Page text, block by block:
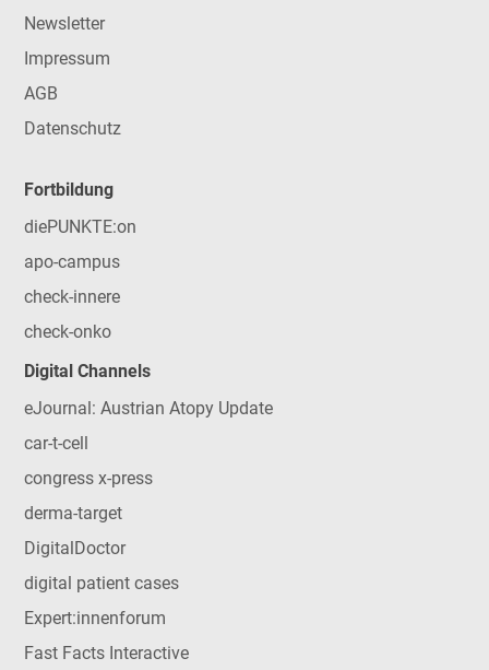
Newsletter
Impressum
AGB
Datenschutz
Fortbildung
diePUNKTE:on
apo-campus
check-innere
check-onko
Digital Channels
eJournal: Austrian Atopy Update
car-t-cell
congress x-press
derma-target
DigitalDoctor
digital patient cases
Expert:innenforum
Fast Facts Interactive